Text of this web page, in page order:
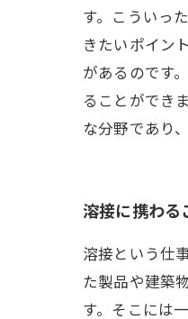
す。こういっ
きたいポイン
があるのです
ることができ
な分野であり
溶接に携わる
溶接という仕
た製品や建築
す。そこには